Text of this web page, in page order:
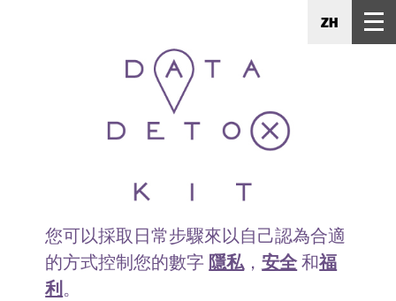
ZH
您可以採取日常步驟來以自己認為合適
的方式控制您的數字 隱私，安全和福
利。